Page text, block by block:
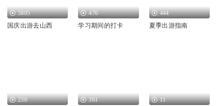
5805
国庆出游去山西
476
学习期间的打卡
444
夏季出游指南
236 361 11